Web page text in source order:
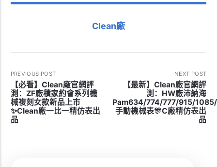
Clean廠
PREVIOUS POST
【必看】Clean廠官網評
測：ZF廠積家約會系列機
械複刻女款新品上市
✨Clean廠一比一精仿表出
品
NEXT POST
【最新】Clean廠官網評
測：HW廠沛納海
Pam634/774/777/915/
手動機械表🎊C廠精仿表出
品